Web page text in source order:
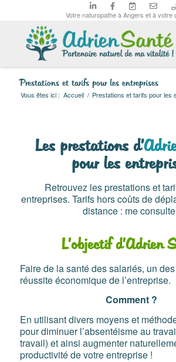
Votre naturopathe à Angers et à votre
Prestations et tarifs pour les entreprises
Vous êtes ici : Accueil / Prestations et tarifs pour les
Les prestations d’
pour les
Retrouvez les prestations et
entreprises. Tarifs hors coûts de
distance : me
L’objectif d’Adrien
Faire de la santé des salariés, un
réussite économique de l’entreprise.
Comment ?
En utilisant divers moyens et
pour diminuer l’absentéisme au
travail) et ainsi augmenter
productivité de votre entreprise !